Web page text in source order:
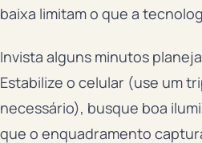
baixa limitam o que a
Invista alguns minutos
Estabilize o celular (use um
necessário), busque boa
que o enquadramento